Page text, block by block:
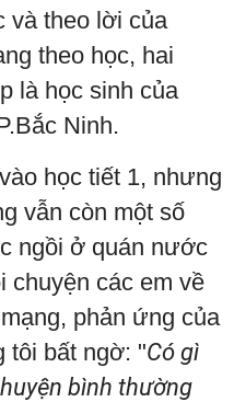
và theo lời của
theo học, hai
là học sinh của
Ninh.
học tiết 1, nhưng
vẫn còn một số
ngồi ở quán nước
chuyện các em về
phản ứng của
tôi bất ngờ: "Có gì
bình thường